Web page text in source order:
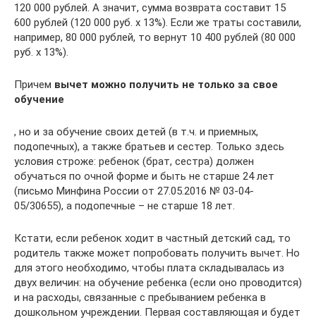
120 000 рублей. А значит, сумма возврата составит 15
600 рублей (120 000 руб. х 13%). Если же траты составили,
например, 80 000 рублей, то вернут 10 400 рублей (80 000
руб. х 13%).
Причем вычет можно получить не только за свое
обучение
, но и за обучение своих детей (в т.ч. и приемных,
подопечных), а также братьев и сестер. Только здесь
условия строже: ребенок (брат, сестра) должен
обучаться по очной форме и быть не старше 24 лет
(письмо Минфина России от 27.05.2016 № 03-04-
05/30655), а подопечные – не старше 18 лет.
Кстати, если ребенок ходит в частный детский сад, то
родитель также может попробовать получить вычет. Но
для этого необходимо, чтобы плата складывалась из
двух величин: на обучение ребенка (если оно проводится)
и на расходы, связанные с пребыванием ребенка в
дошкольном учреждении. Первая составляющая и будет